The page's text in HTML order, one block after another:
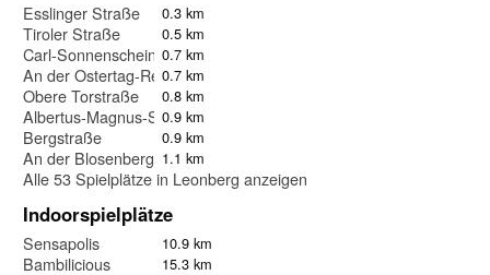
Esslinger Straße 0.3 km
Tiroler Straße 0.5 km
Carl-Sonnenschein-Weg
0.7 km
An der Ostertag-Realschule
0.7 km
Obere Torstraße 0.8 km
Albertus-Magnus-Straße
0.9 km
Bergstraße 0.9 km
An der Blosenbergkirche
1.1 km
Alle 53 Spielplätze in Leonberg anzeigen
Indoorspielplätze
Sensapolis 10.9 km
Bambilicious 15.3 km